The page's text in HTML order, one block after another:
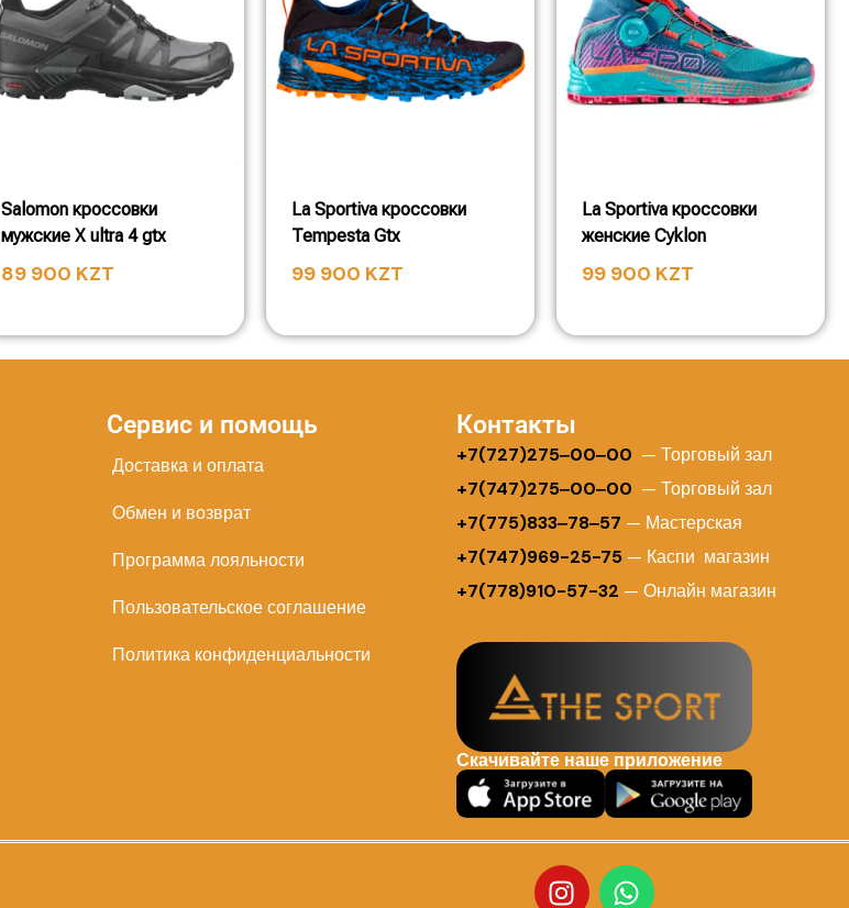
Salomon кроссовки
мужские X ultra 4 gtx
89 900 KZT
La Sportiva кроссовки
Tempesta Gtx
99 900 KZT
La Sportiva кроссовки
женские Cyklon
99 900 KZT
Сервис и помощь
Доставка и оплата
Обмен и возврат
Программа лояльности
Пользовательское соглашение
Политика конфиденциальности
Контакты
+7(727)275‒00‒00 — Торговый зал
+7(747)275‒00‒00 — Торговый зал
+7(775)833‒78‒57 — Мастерская
+7(747)969-25-75— Каспи магазин
+7(778)910-57-32 — Онлайн магазин
Скачивайте наше приложение